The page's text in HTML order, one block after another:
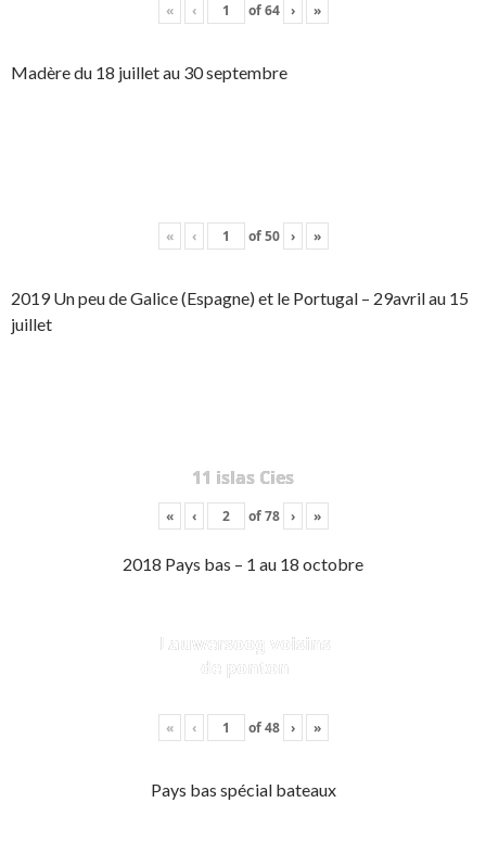
« ‹ of64 › »
Madère du 18 juillet au 30 septembre
« ‹ of50 › »
2019 Un peu de Galice (Espagne) et le Portugal – 29avril au 15
juillet
11 islas Cies
« ‹ of78 › »
2018 Pays bas – 1 au 18 octobre
Lauwersoog voisins
de ponton
« ‹ of48 › »
Pays bas spécial bateaux